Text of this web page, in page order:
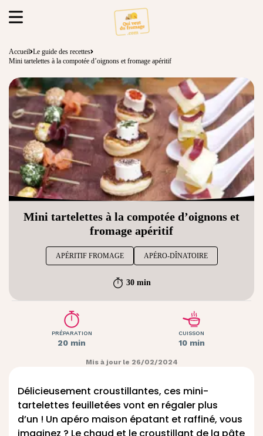
Accueil Le guide des recettes
Mini tartelettes à la compotée d’oignons et fromage apéritif
Mini tartelettes à la compotée d’oignons et
fromage apéritif
APÉRITIF FROMAGE APÉRO-DÎNATOIRE
30 min
PRÉPARATION
20 min
CUISSON
10 min
Mis à jour le 26/02/2024
Délicieusement croustillantes, ces mini-
tartelettes feuilletées vont en régaler plus
d’un ! Un apéro maison épatant et raffiné, vous